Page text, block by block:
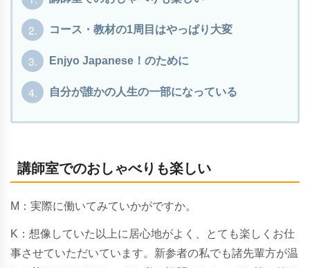
2. コース・教材の1周目はやっぱり大変
3. Enjyo Japanese！のために
4. 自分が誰かの人生の一部になっている
講師室でのおしゃべりも楽しい
M：実際に働いてみていかがですか。
K：想像していた以上に居心地がよく、とても楽しくお仕
事させていただいています。新参者の私でも諸先輩方が温